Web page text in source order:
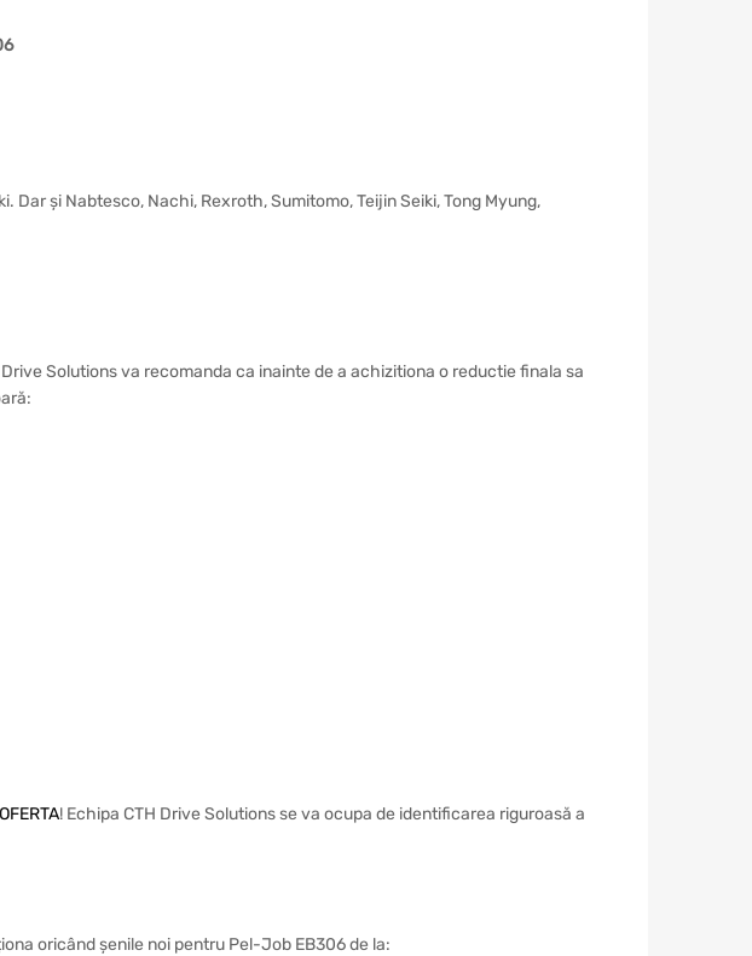
Dar și Nabtesco, Nachi, Rexroth, Sumitomo, Teijin Seiki, Tong Myung,
Solutions va recomanda ca inainte de a achizitiona o reductie finala sa
! Echipa CTH Drive Solutions se va ocupa de identificarea riguroasă a
oricând șenile noi pentru Pel-Job EB306 de la: